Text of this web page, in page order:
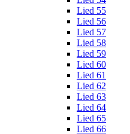
Lied 55
Lied 56
Lied 57
Lied 58
Lied 59
Lied 60
Lied 61
Lied 62
Lied 63
Lied 64
Lied 65
Lied 66